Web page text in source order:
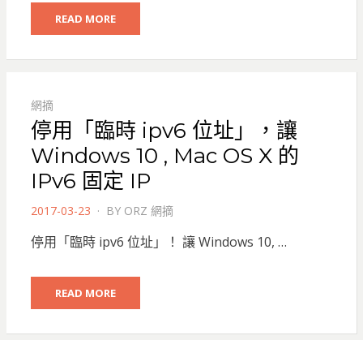
READ MORE
網摘
停用「臨時 ipv6 位址」，讓
Windows 10 , Mac OS X 的
IPv6 固定 IP
POSTED
2017-03-23 BY ORZ 網摘
停用「臨時 ipv6 位址」！ 讓 Windows 10, …
READ MORE